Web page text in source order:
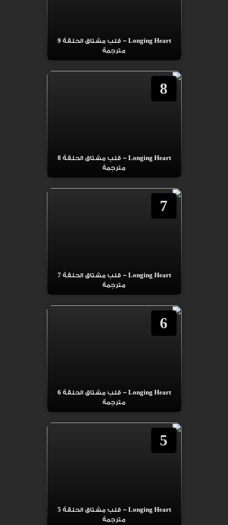
Longing Heart – قلب مشتاق الحلقة 9
مترجمة
8
Longing Heart – قلب مشتاق الحلقة 8
مترجمة
7
Longing Heart – قلب مشتاق الحلقة 7
مترجمة
6
Longing Heart – قلب مشتاق الحلقة 6
مترجمة
5
Longing Heart – قلب مشتاق الحلقة 5
مترجمة